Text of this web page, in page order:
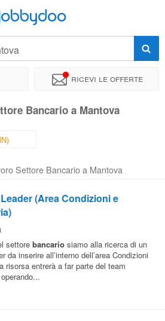
Ricevi le offerte
Bancario a Mantova
Settore Bancario a Mantova
(Area Condizioni e
settore bancario siamo alla ricerca di un
da inserire all’interno dell’area Condizioni
risorsa entrerà a far parte del team